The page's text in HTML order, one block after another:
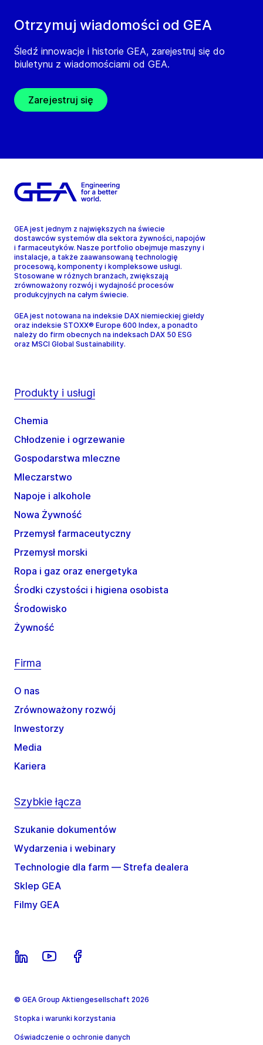
Otrzymuj wiadomości od GEA
Śledź innowacje i historie GEA, zarejestruj się do
biuletynu z wiadomościami od GEA.
Zarejestruj się
GEA jest jednym z największych na świecie
dostawców systemów dla sektora żywności, napojów
i farmaceutyków. Nasze portfolio obejmuje maszyny i
instalacje, a także zaawansowaną technologię
procesową, komponenty i kompleksowe usługi.
Stosowane w różnych branżach, zwiększają
zrównoważony rozwój i wydajność procesów
produkcyjnych na całym świecie.
GEA jest notowana na indeksie DAX niemieckiej giełdy
oraz indeksie STOXX® Europe 600 Index, a ponadto
należy do firm obecnych na indeksach DAX 50 ESG
oraz MSCI Global Sustainability.
Produkty i usługi
Chemia
Chłodzenie i ogrzewanie
Gospodarstwa mleczne
Mleczarstwo
Napoje i alkohole
Nowa Żywność
Przemysł farmaceutyczny
Przemysł morski
Ropa i gaz oraz energetyka
Środki czystości i higiena osobista
Środowisko
Żywność
Firma
O nas
Zrównoważony rozwój
Inwestorzy
Media
Kariera
Szybkie łącza
Szukanie dokumentów
Wydarzenia i webinary
Technologie dla farm — Strefa dealera
Sklep GEA
Filmy GEA
© GEA Group Aktiengesellschaft 2026
Stopka i warunki korzystania
Oświadczenie o ochronie danych